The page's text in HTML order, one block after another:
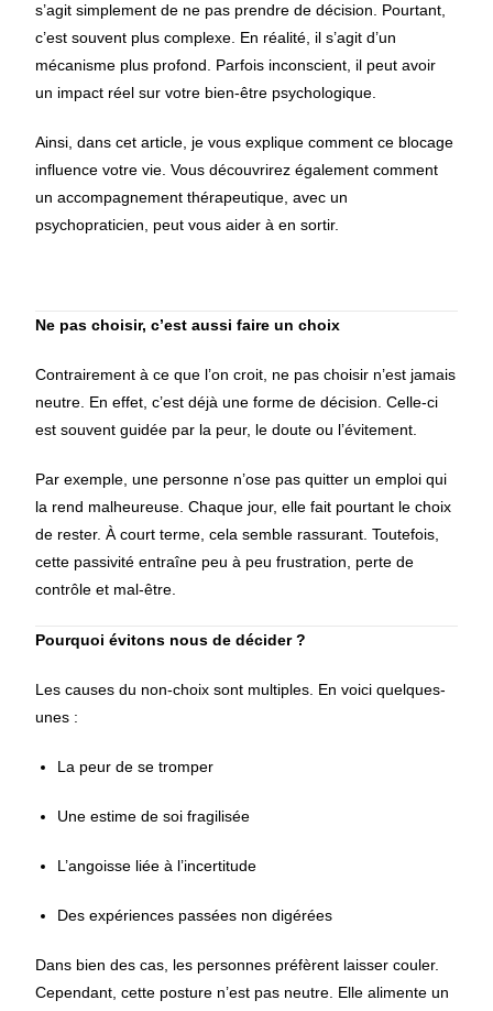
s’agit simplement de ne pas prendre de décision. Pourtant,
c’est souvent plus complexe. En réalité, il s’agit d’un
mécanisme plus profond. Parfois inconscient, il peut avoir
un impact réel sur votre bien-être psychologique.
Ainsi, dans cet article, je vous explique comment ce blocage
influence votre vie. Vous découvrirez également comment
un accompagnement thérapeutique, avec un
psychopraticien, peut vous aider à en sortir.
Ne pas choisir, c’est aussi faire un choix
Contrairement à ce que l’on croit, ne pas choisir n’est jamais
neutre. En effet, c’est déjà une forme de décision. Celle-ci
est souvent guidée par la peur, le doute ou l’évitement.
Par exemple, une personne n’ose pas quitter un emploi qui
la rend malheureuse. Chaque jour, elle fait pourtant le choix
de rester. À court terme, cela semble rassurant. Toutefois,
cette passivité entraîne peu à peu frustration, perte de
contrôle et mal-être.
Pourquoi évitons nous de décider ?
Les causes du non-choix sont multiples. En voici quelques-
unes :
La peur de se tromper
Une estime de soi fragilisée
L’angoisse liée à l’incertitude
Des expériences passées non digérées
Dans bien des cas, les personnes préfèrent laisser couler.
Cependant, cette posture n’est pas neutre. Elle alimente un